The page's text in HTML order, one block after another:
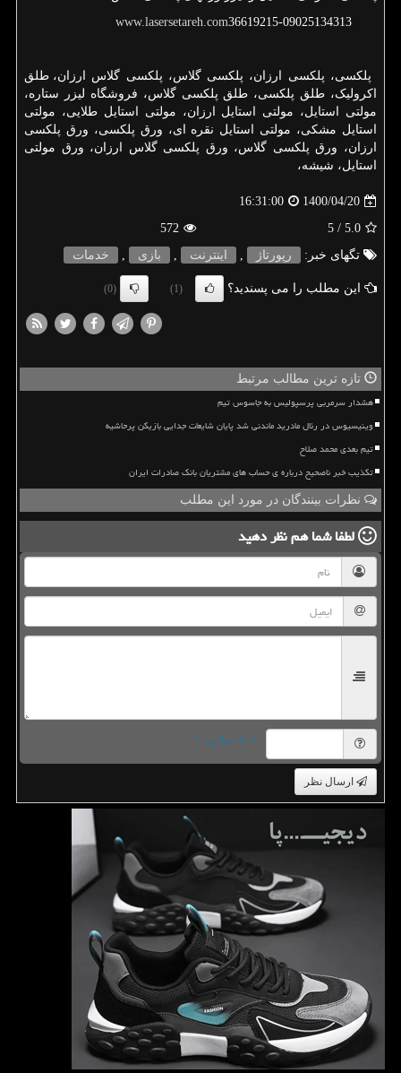
36619215-09025134313
www.lasersetareh.com
پلکسی، پلکسی ارزان، پلکسی گلاس، پلکسی گلاس ارزان، طلق
اکرولیک، طلق پلکسی، طلق پلکسی گلاس، فروشگاه لیزر ستاره،
مولتی استایل، مولتی استایل ارزان، مولتی استایل طلایی، مولتی
استایل مشکی، مولتی استایل نقره ای، ورق پلکسی، ورق پلکسی
ارزان، ورق پلکسی گلاس، ورق پلکسی گلاس ارزان، ورق مولتی
استایل، شیشه،
1400/04/20
16:31:00
5.0
/ 5
572
تگهای خبر:
رپورتاژ , اینترنت , بازی , خدمات
این مطلب را می پسندید؟ (1)
(0)
تازه ترین مطالب مرتبط
هشدار سرمربی پرسپولیس به جاسوس تیم
وینیسیوس در رئال مادرید ماندنی شد پایان شایعات جدایی بازیکن پرحاشیه
تیم بعدی محمد صلاح
تکذیب خبر ناصحیح درباره ی حساب های مشتریان بانک صادرات ایران
نظرات بینندگان در مورد این مطلب
لطفا شما همنظر دهید
= ۲ بعلاوه ۱
ارسال نظر